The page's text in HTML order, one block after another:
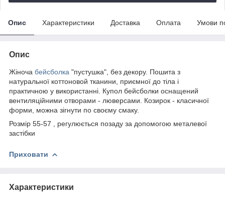
Опис Характеристики Доставка Оплата Умови
Опис
Жіноча бейсболка "пустушка", без декору. Пошита з
натуральної коттоновой тканини, приємної до тіла і
практичною у використанні. Купол бейсболки оснащений
вентиляційними отворами - люверсами. Козирок - класичної
форми, можна зігнути по своєму смаку.
Розмір 55-57 , регулюється позаду за допомогою металевої
застібки
Приховати
Характеристики